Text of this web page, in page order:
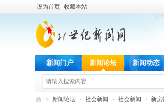
设为首页 收藏本站
新闻门户 新闻论坛 新闻动态
» 新闻论坛 › 社会新闻 › 社会新闻 › 新